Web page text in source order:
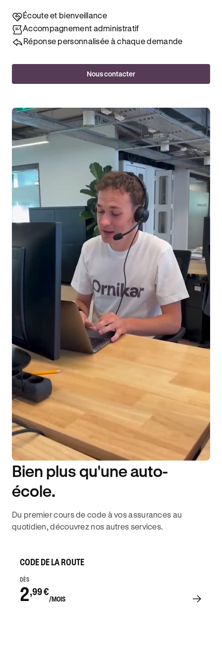
DISPONIBILITÉ 6J/7
Écoute et bienveillance
Accompagnement administratif
Réponse personnalisée à chaque demande
Nous contacter
Bien plus qu'une auto-
école.
Du premier cours de code à vos assurances au
quotidien, découvrez nos autres services.
CODE DE LA ROUTE
DÈS
2,99 €
/MOIS